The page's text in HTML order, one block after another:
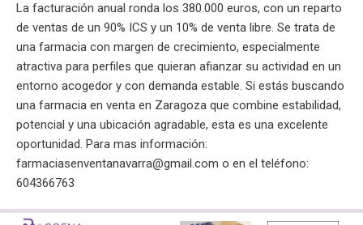
La facturación anual ronda los 380.000 euros, con un reparto
de ventas de un 90% ICS y un 10% de venta libre. Se trata de
una farmacia con margen de crecimiento, especialmente
atractiva para perfiles que quieran afianzar su actividad en un
entorno acogedor y con demanda estable. Si estás buscando
una farmacia en venta en Zaragoza que combine estabilidad,
potencial y una ubicación agradable, esta es una excelente
oportunidad. Para mas información:
farmaciasenventanavarra@gmail.com o en el teléfono:
604366763